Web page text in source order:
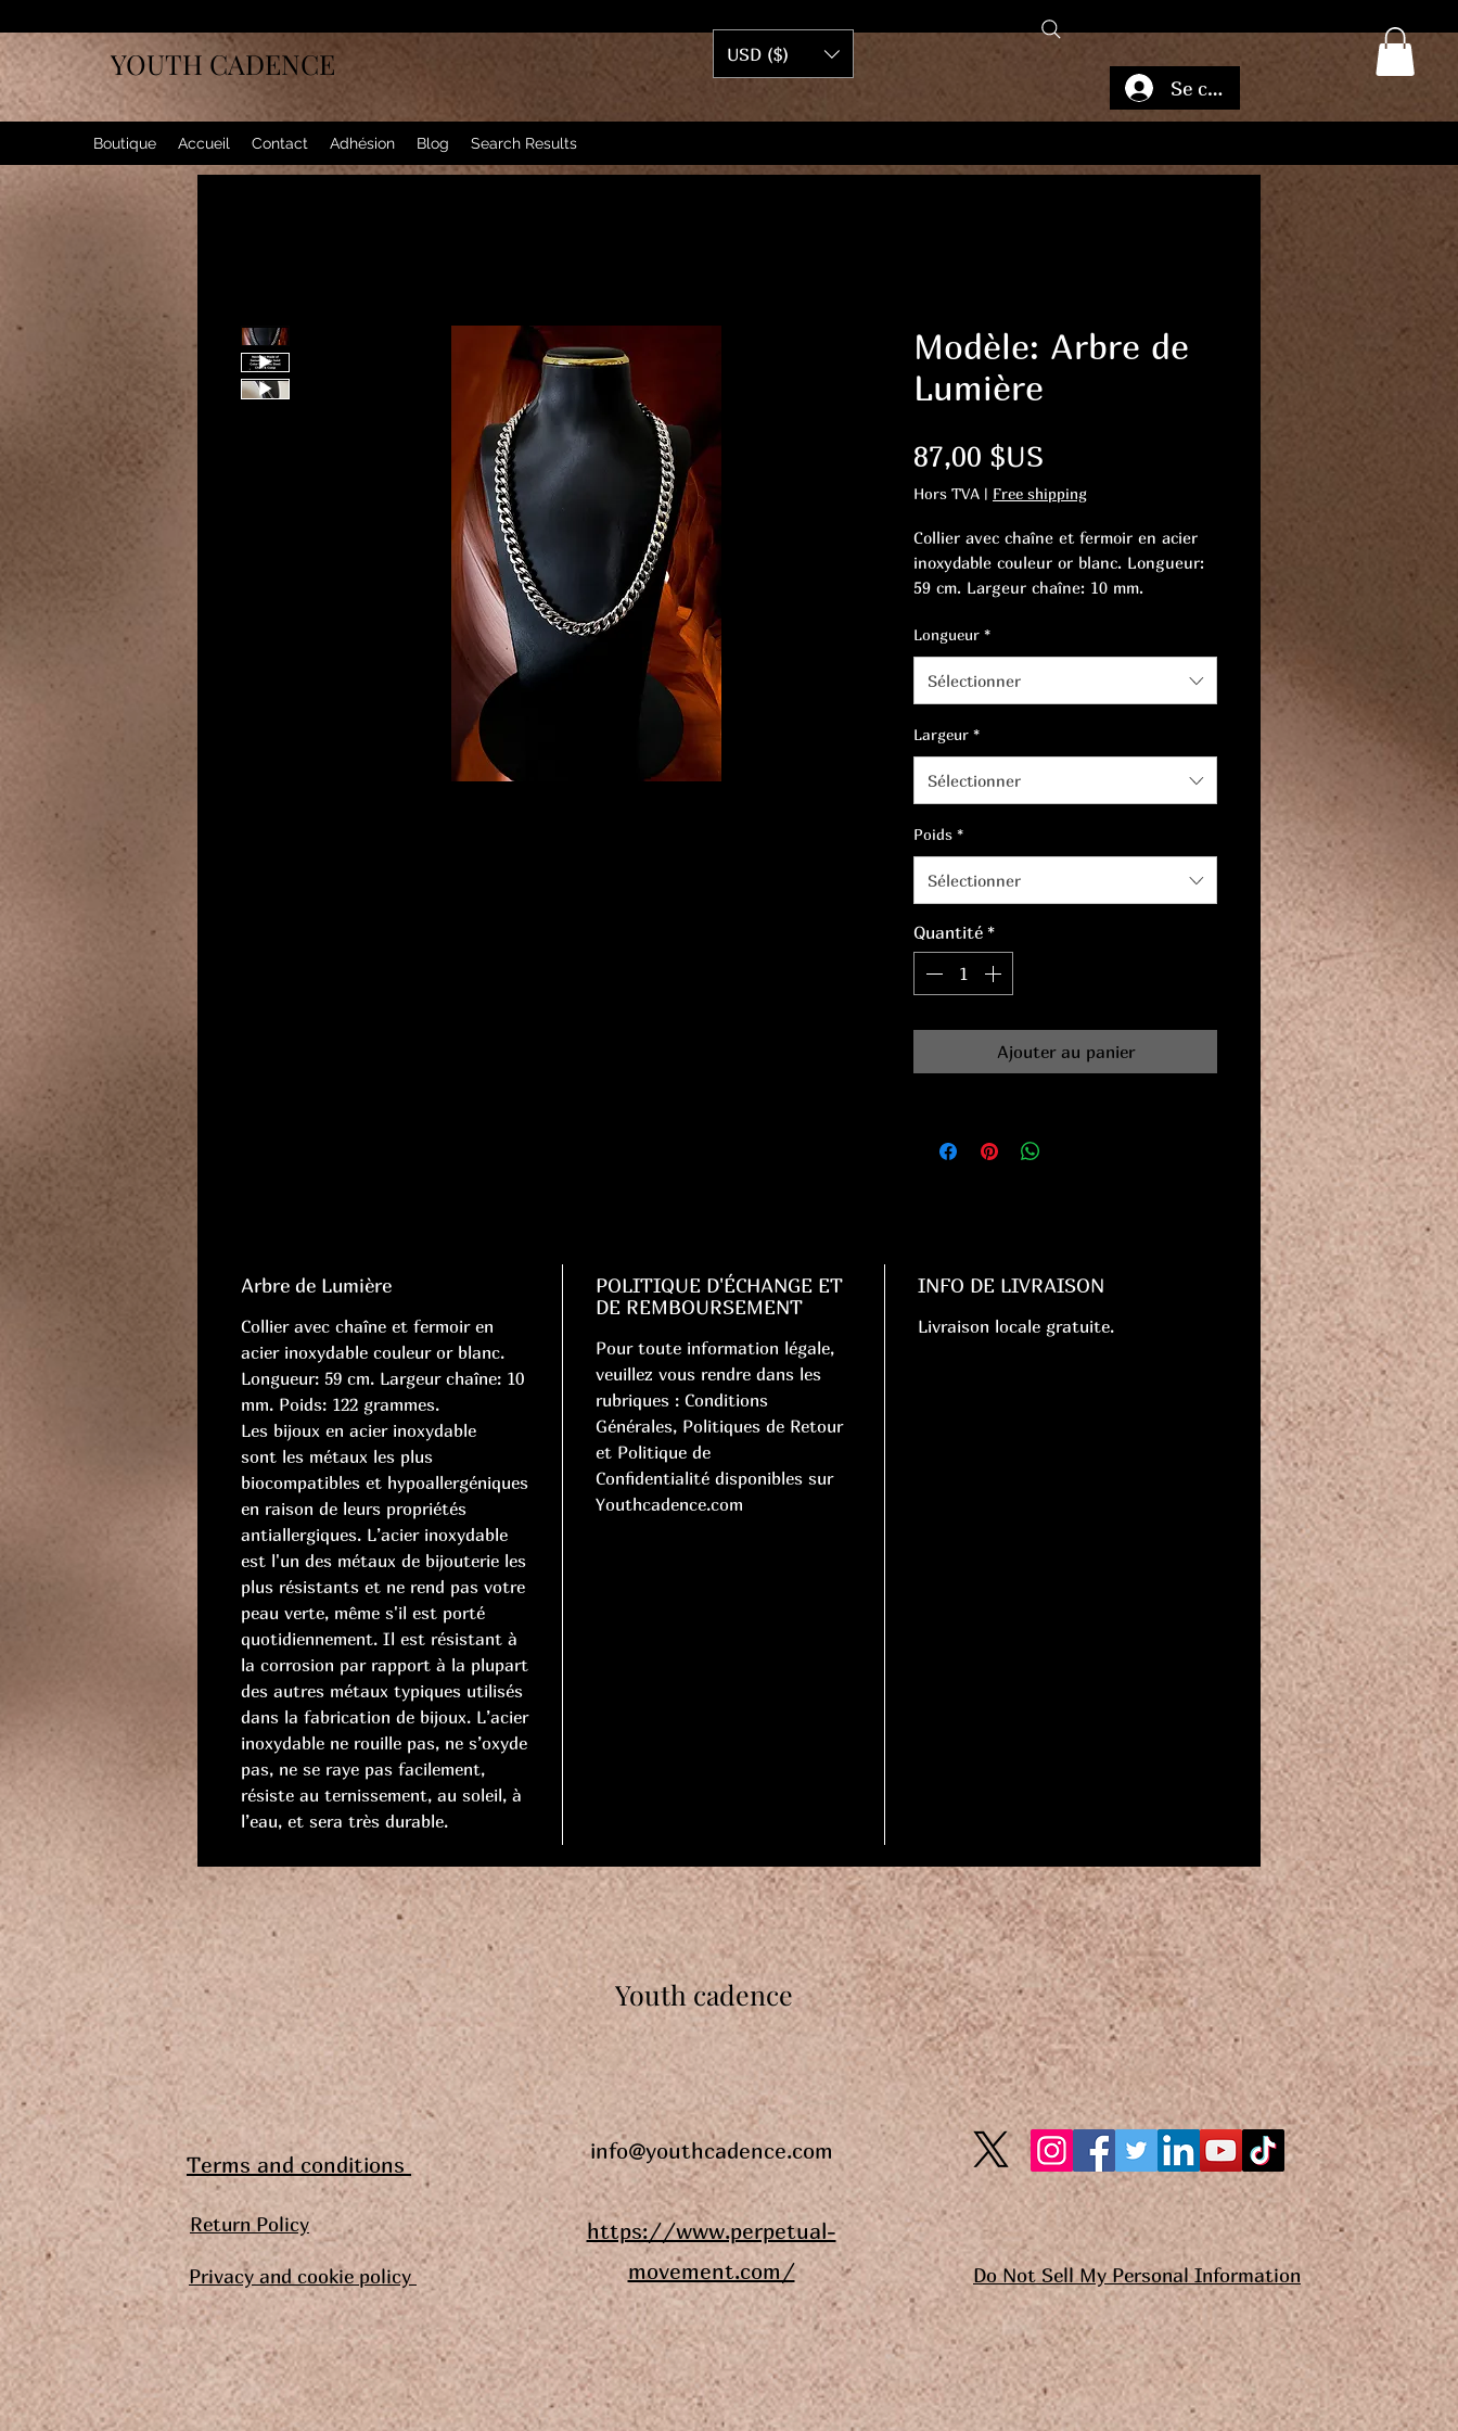
Se connecter
Boutique Accueil Contact Adhésion Blog Search Results
USD ($)
YOUTH CADENCE
Modèle: Arbre de
Lumière
87,00 $US
Hors TVA | Free shipping
Collier avec chaîne et fermoir en acier
inoxydable couleur or blanc. Longueur:
59 cm. Largeur chaîne: 10 mm.
Longueur *
Sélectionner
Largeur *
Sélectionner
Poids *
Sélectionner
Quantité *
Ajouter au panier
Arbre de Lumière
Collier avec chaîne et fermoir en
acier inoxydable couleur or blanc.
Longueur: 59 cm. Largeur chaîne: 10
mm. Poids: 122 grammes.
Les bijoux en acier inoxydable
sont les métaux les plus
biocompatibles et hypoallergéniques
en raison de leurs propriétés
antiallergiques. L’acier inoxydable
est l'un des métaux de bijouterie les
plus résistants et ne rend pas votre
peau verte, même s'il est porté
quotidiennement. Il est résistant à
la corrosion par rapport à la plupart
des autres métaux typiques utilisés
dans la fabrication de bijoux. L’acier
inoxydable ne rouille pas, ne s’oxyde
pas, ne se raye pas facilement,
résiste au ternissement, au soleil, à
l’eau, et sera très durable.
POLITIQUE D'ÉCHANGE ET
DE REMBOURSEMENT
Pour toute information légale,
veuillez vous rendre dans les
rubriques : Conditions
Générales, Politiques de Retour
et Politique de
Confidentialité disponibles sur
Youthcadence.com
INFO DE LIVRAISON
Livraison locale gratuite.
Youth cadence
Terms and conditions
Return Policy
Privacy and cookie policy
info@youthcadence.com
https://www.perpetual-
movement.com/
Do Not Sell My Personal Information